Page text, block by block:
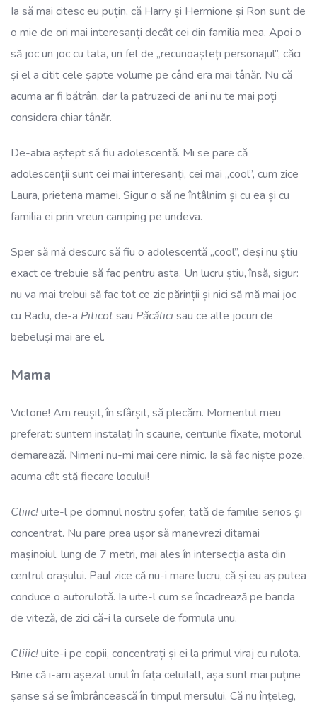
Ia să mai citesc eu puțin, că Harry și Hermione și Ron sunt de
o mie de ori mai interesanți decât cei din familia mea. Apoi o
să joc un joc cu tata, un fel de „recunoașteți personajul”, căci
și el a citit cele șapte volume pe când era mai tânăr. Nu că
acuma ar fi bătrân, dar la patruzeci de ani nu te mai poți
considera chiar tânăr.
De-abia aștept să fiu adolescentă. Mi se pare că
adolescenții sunt cei mai interesanți, cei mai „cool”, cum zice
Laura, prietena mamei. Sigur o să ne întâlnim și cu ea și cu
familia ei prin vreun camping pe undeva.
Sper să mă descurc să fiu o adolescentă „cool”, deși nu știu
exact ce trebuie să fac pentru asta. Un lucru știu, însă, sigur:
nu va mai trebui să fac tot ce zic părinții și nici să mă mai joc
cu Radu, de-a Piticotsau Păcălicisau ce alte jocuri de
bebeluși mai are el.
Mama
Victorie! Am reușit, în sfârșit, să plecăm. Momentul meu
preferat: suntem instalați în scaune, centurile fixate, motorul
demarează. Nimeni nu-mi mai cere nimic. Ia să fac niște poze,
acuma cât stă fiecare locului!
Cliiic!uite-l pe domnul nostru șofer, tată de familie serios și
concentrat. Nu pare prea ușor să manevrezi ditamai
mașinoiul, lung de 7 metri, mai ales în intersecția asta din
centrul orașului. Paul zice că nu-i mare lucru, că și eu aș putea
conduce o autorulotă. Ia uite-l cum se încadrează pe banda
de viteză, de zici că-i la cursele de formula unu.
Cliiic!uite-i pe copii, concentrați și ei la primul viraj cu rulota.
Bine că i-am așezat unul în fața celuilalt, așa sunt mai puține
șanse să se îmbrâncească în timpul mersului. Că nu înțeleg,